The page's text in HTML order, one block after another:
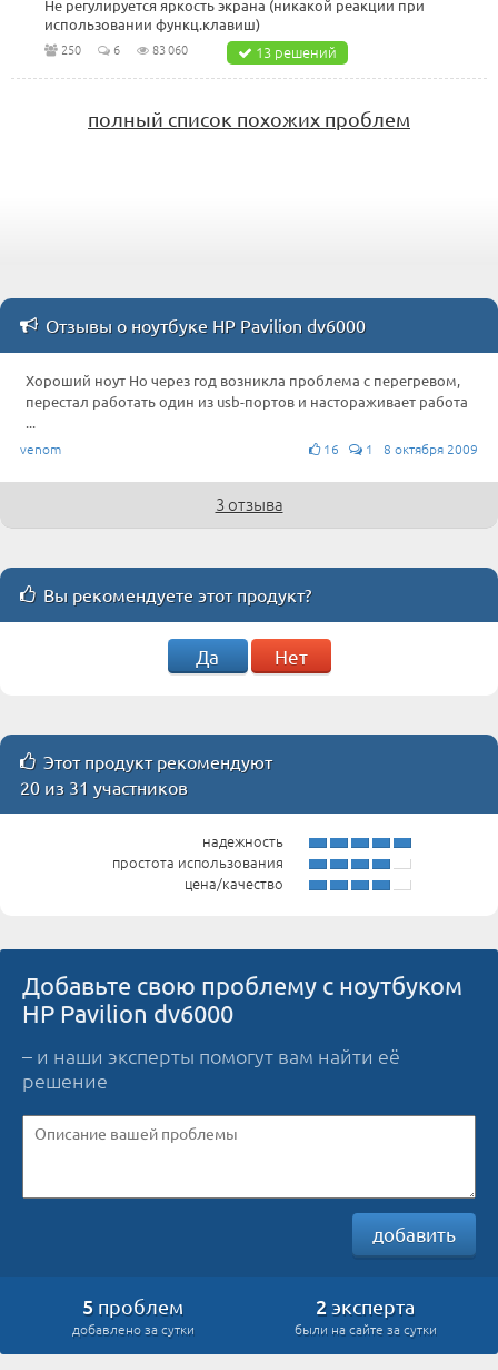
Не регулируется яркость экрана (никакой реакции при
использовании функц.клавиш)
250 6 83 060 13 решений
полный список похожих проблем
Отзывы о ноутбуке HP Pavilion dv6000
Хороший ноут Но через год возникла проблема с перегревом,
перестал работать один из usb-портов и настораживает работа
...
venom 16 1 8 октября 2009
3 отзыва
Вы рекомендуете этот продукт?
Да Нет
Этот продукт рекомендуют
20 из 31 участников
надежность
простота использования
цена/качество
Добавьте свою проблему с ноутбуком
HP Pavilion dv6000
– и наши эксперты помогут вам найти её
решение
добавить
5 проблем
добавлено за сутки
2 эксперта
были на сайте за сутки